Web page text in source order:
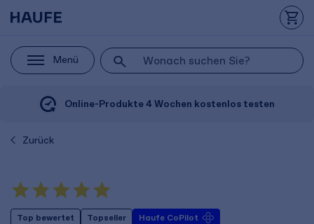
Menü
Online-Produkte 4 Wochen kostenlos testen
Zurück
Top bewertet Topseller Haufe CoPilot